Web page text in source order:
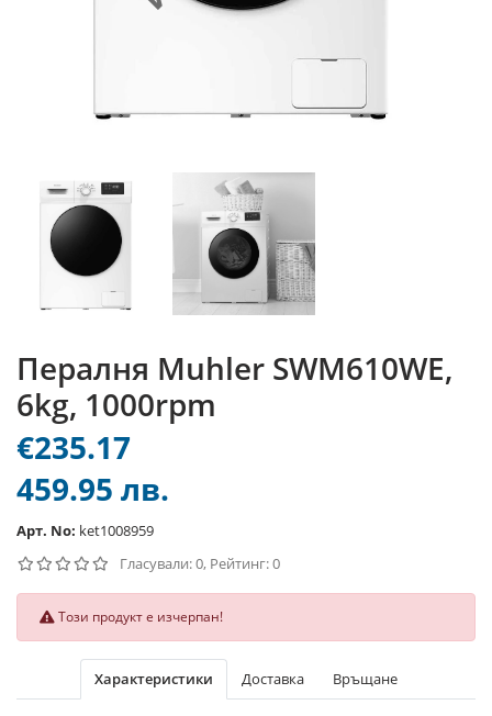
Пералня Muhler SWM610WЕ,
6kg, 1000rpm
€235.17
459.95 лв.
Арт. No: ket1008959
Гласували: 0, Рейтинг: 0
Този продукт е изчерпан!
Характеристики Доставка Връщане